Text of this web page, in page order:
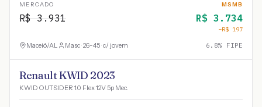
MERCADO
R$3.931
MSMB
R$ 3.734
−R$ 197
Maceió/AL Masc · 26-45 · c/ jovem 6.8% FIPE
Renault KWID 2023
KWID OUTSIDER 1.0 Flex 12V 5p Mec.